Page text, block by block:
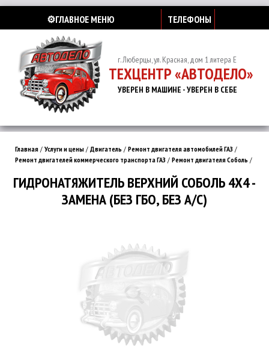
⚙️ГЛАВНОЕ МЕНЮ ТЕЛЕФОНЫ
г. Люберцы, ул. Красная, дом 1 литера Е
ТЕХЦЕНТР «АВТОДЕЛО»
УВЕРЕН В МАШИНЕ - УВЕРЕН В СЕБЕ
Главная / Услуги и цены / Двигатель / Ремонт двигателя автомобилей ГАЗ /
Ремонт двигателей коммерческого транспорта ГАЗ / Ремонт двигателя Соболь /
ГИДРОНАТЯЖИТЕЛЬ ВЕРХНИЙ СОБОЛЬ 4Х4 -
ЗАМЕНА (БЕЗ ГБО, БЕЗ А/С)